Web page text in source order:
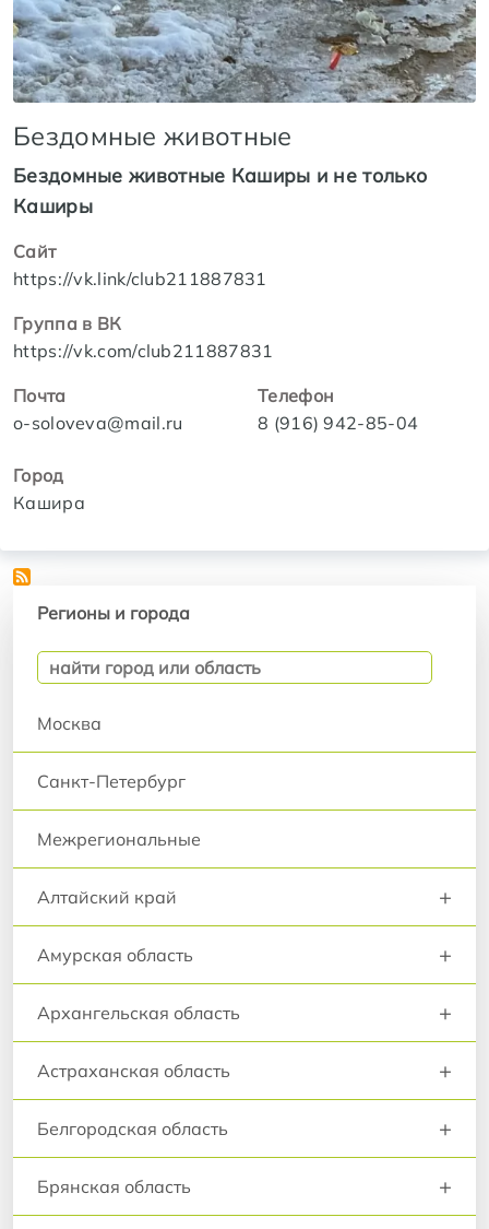
Бездомные животные
Бездомные животные Каширы и не только
Каширы
Сайт
https://vk.link/club211887831
Группа в ВК
https://vk.com/club211887831
Почта
o-soloveva@mail.ru
Телефон
8 (916) 942-85-04
Город
Кашира
Регионы и города
Москва
Санкт-Петербург
Межрегиональные
Алтайский край +
Амурская область +
Архангельская область +
Астраханская область +
Белгородская область +
Брянская область +